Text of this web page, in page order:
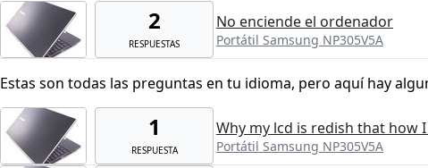
2
RESPUESTAS
No enciende el ordenador
Portátil Samsung NP305V5A
Estas son todas las preguntas en tu idioma, pero aquí hay
1
RESPUESTA
Why my lcd is redish that how
Portátil Samsung NP305V5A